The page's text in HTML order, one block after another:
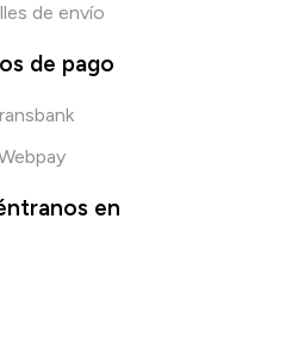
de envío
de pago
en